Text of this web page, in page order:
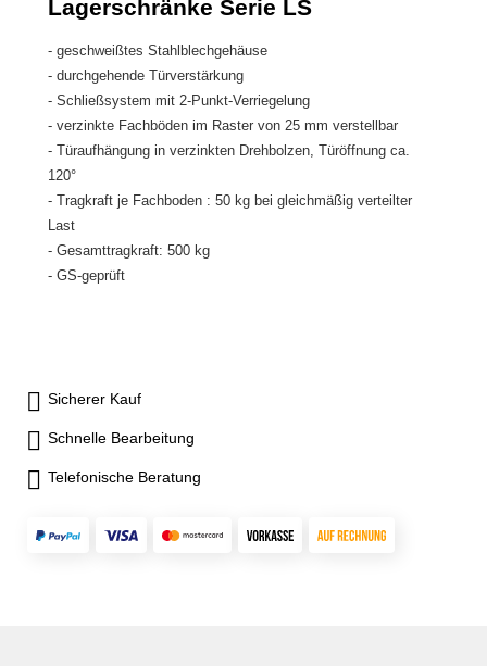
Gesamttragkraft: 500 kg- GS-
x T 500 mm Abb.Gehäuse
lichtgrau RAL 7035Türen
lichtgrau RAL 7035
Gesamttragkraft: 500 kg- GS-
x T 600 mm Abb.Gehäuse
lichtgrau RAL 7035
Lagerschränke Serie LS
- geschweißtes Stahlblechgehäuse
- durchgehende Türverstärkung
- Schließsystem mit 2-Punkt-Verriegelung
- verzinkte Fachböden im Raster von 25 mm verstellbar
- Türaufhängung in verzinkten Drehbolzen, Türöffnung ca.
120°
- Tragkraft je Fachboden : 50 kg bei gleichmäßig verteilter
Last
- Gesamttragkraft: 500 kg
- GS-geprüft
Sicherer Kauf
Schnelle Bearbeitung
Telefonische Beratung